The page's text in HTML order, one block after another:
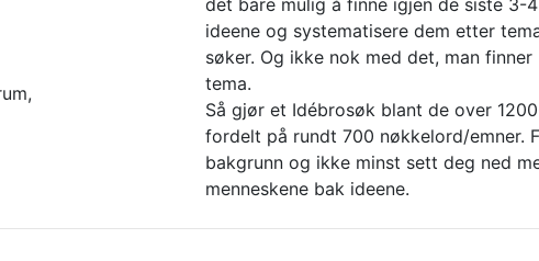
ideene og systematisere dem etter
søker. Og ikke nok med det, man
tema.
Så gjør et Idébrosøk blant de over
fordelt på rundt 700 nøkkelord/emner.
bakgrunn og ikke minst sett deg ned
menneskene bak ideene.